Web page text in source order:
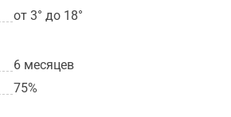
от 3° до 18°
6 месяцев
75%